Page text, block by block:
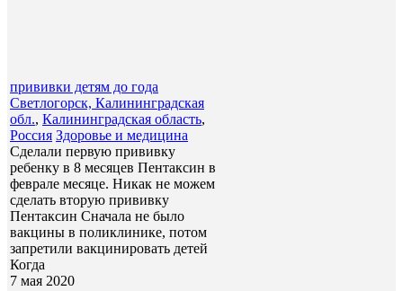
прививки детям до года
Светлогорск, Калининградская
обл., Калининградская область,
Россия Здоровье и медицина
Сделали первую прививку
ребенку в 8 месяцев Пентаксин в
феврале месяце. Никак не можем
сделать вторую прививку
Пентаксин Сначала не было
вакцины в поликлинике, потом
запретили вакцинировать детей
Когда
7 мая 2020